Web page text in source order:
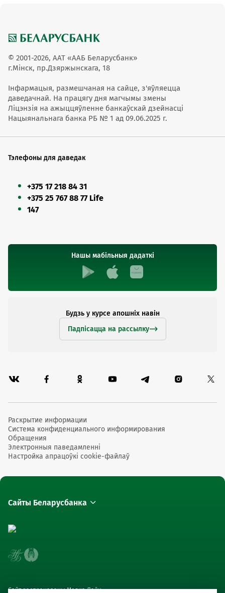
© 2001-2026, ААТ «ААБ Беларусбанк»
г.Мінск, пр.Дзяржынскага, 18
Інфармацыя, размешчаная на сайце, з'яўляецца
даведачнай. На працягу дня магчымы змены
Ліцэнзія на ажыццяўленне банкаўскай дзейнасці
Нацыянальнага банка РБ № 1 ад 09.06.2025 г.
Тэлефоны для даведак
+375 17 218 84 31
+375 25 767 88 77 Life
147
Нашы мабільныя дадаткі
Будзь у курсе апошніх навін
Падпісацца на рассылку
Раскрытие информации
Система конфиденциального информирования
Обращения
Электронныя паведамленні
Настройка апрацоўкі cookie-файлаў
Сайты Беларусбанка
Сайт распрацаваны Медиа Лайн